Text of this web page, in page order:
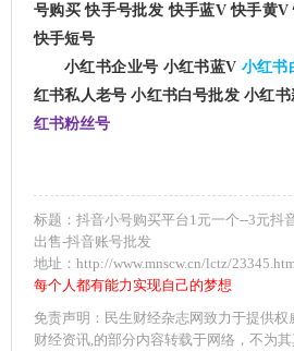
号购买 快手号批发 快手蓝V 快手黄
快手短号
小红书企业号 小红书蓝V 小红书
红书私人老号 小红书白号批发 小红
红书粉丝号
标题：抖音小号购买平台1元一个--3元抖
出售-抖音账号批发
地址：http://www.mnscw.cn/lctz/
每个人都有能力实现自己的梦想
免责声明：民生财经杂志网致力于提供权
财经资讯,的部分内容转载于网络，不为